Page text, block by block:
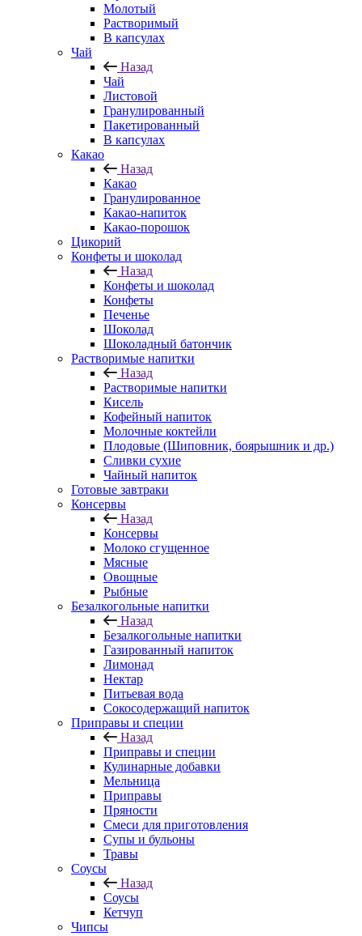
Молотый
Растворимый
В капсулах
Чай
Назад
Чай
Листовой
Гранулированный
Пакетированный
В капсулах
Какао
Назад
Какао
Гранулированное
Какао-напиток
Какао-порошок
Цикорий
Конфеты и шоколад
Назад
Конфеты и шоколад
Конфеты
Печенье
Шоколад
Шоколадный батончик
Растворимые напитки
Назад
Растворимые напитки
Кисель
Кофейный напиток
Молочные коктейли
Плодовые (Шиповник, боярышник и др.)
Сливки сухие
Чайный напиток
Готовые завтраки
Консервы
Назад
Консервы
Молоко сгущенное
Мясные
Овощные
Рыбные
Безалкогольные напитки
Назад
Безалкогольные напитки
Газированный напиток
Лимонад
Нектар
Питьевая вода
Сокосодержащий напиток
Приправы и специи
Назад
Приправы и специи
Кулинарные добавки
Мельница
Приправы
Пряности
Смеси для приготовления
Супы и бульоны
Травы
Соусы
Назад
Соусы
Кетчуп
Чипсы